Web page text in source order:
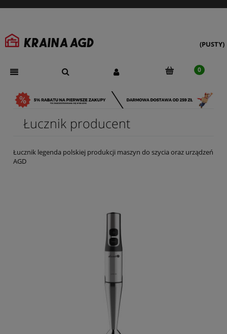
(PUSTY)
Łucznik producent
Łucznik legenda polskiej produkcji maszyn do szycia oraz urządzeń
AGD